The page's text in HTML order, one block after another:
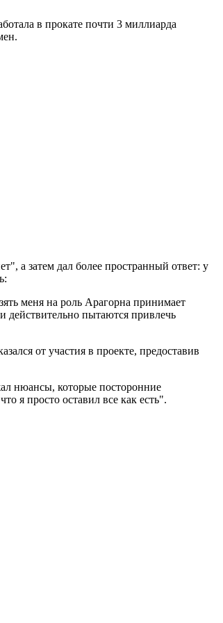
в прокате почти 3 миллиарда
а затем дал более пространный ответ: у
меня на роль Арагорна принимает
действительно пытаются привлечь
от участия в проекте, предоставив
нюансы, которые посторонние
я просто оставил все как есть".